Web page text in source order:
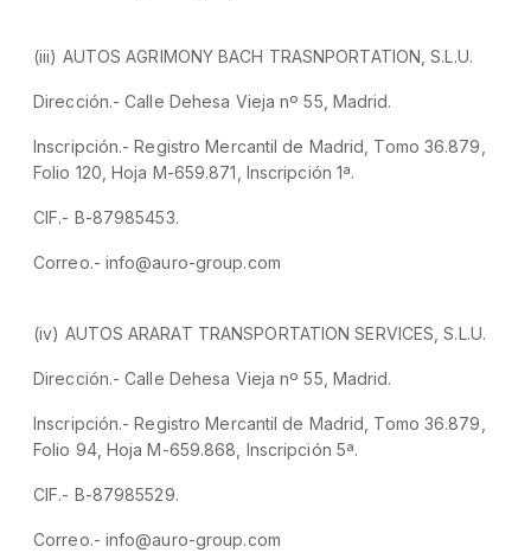
(iii) AUTOS AGRIMONY BACH TRASNPORTATION, S.L.U.
Dirección.- Calle Dehesa Vieja nº 55, Madrid.
Inscripción.- Registro Mercantil de Madrid, Tomo 36.879,
Folio 120, Hoja M-659.871, Inscripción 1ª.
CIF.- B-87985453.
Correo.- info@auro-group.com
(iv) AUTOS ARARAT TRANSPORTATION SERVICES, S.L.U.
Dirección.- Calle Dehesa Vieja nº 55, Madrid.
Inscripción.- Registro Mercantil de Madrid, Tomo 36.879,
Folio 94, Hoja M-659.868, Inscripción 5ª.
CIF.- B-87985529.
Correo.- info@auro-group.com